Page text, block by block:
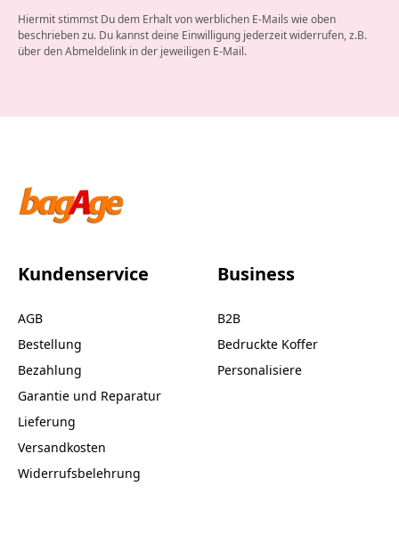
Hiermit stimmst Du dem Erhalt von werblichen E-Mails wie oben
beschrieben zu. Du kannst deine Einwilligung jederzeit widerrufen, z.B.
über den Abmeldelink in der jeweiligen E-Mail.
Kundenservice
AGB
Bestellung
Bezahlung
Garantie und Reparatur
Lieferung
Versandkosten
Widerrufsbelehrung
Business
B2B
Bedruckte Koffer
Personalisiere